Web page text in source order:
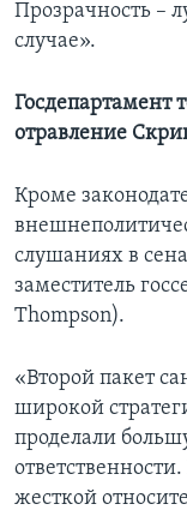
Прозрачность –
случае».
Госдепартамент
отравление
Кроме
слушаниях в
заместитель
Thompson).
«Второй пакет
широкой
проделали
жесткой